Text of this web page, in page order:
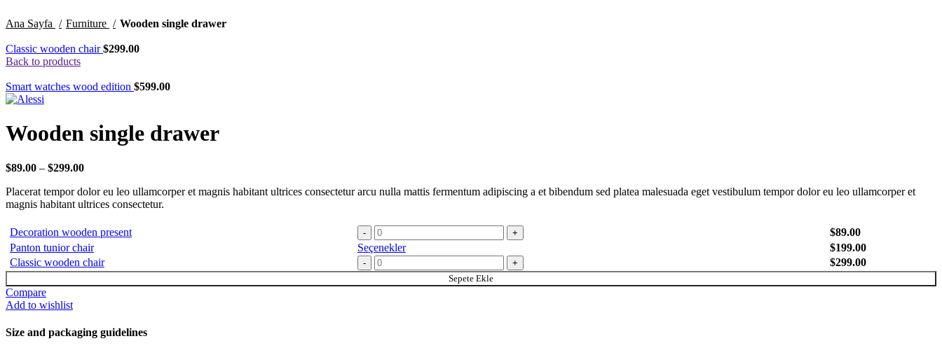
Ana Sayfa Furniture Wooden single drawer
Classic wooden chair$299.00
Back to products
Smart watches wood edition $599.00
Wooden single drawer
$89.00 – $299.00
Placerat tempor dolor eu leo ullamcorper et magnis habitant ultrices consectetur arcu nulla mattis fermentum adipiscing a et bibendum sed platea malesuada eget vestibulum tempor dolor eu leo ullamcorper et
magnis habitant ultrices consectetur.
Decoration wooden present $89.00
Panton tunior chair
Seçenekler $199.00
Classic wooden chair
$299.00
Sepete Ekle
Compare
Add to wishlist
Size and packaging guidelines